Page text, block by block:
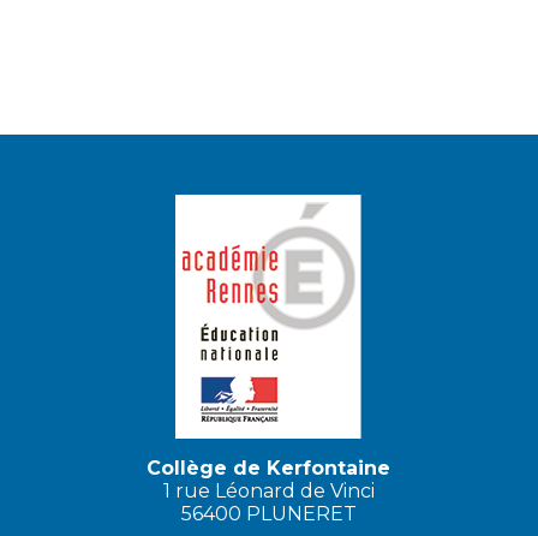
Collège de Kerfontaine
1 rue Léonard de Vinci
56400 PLUNERET